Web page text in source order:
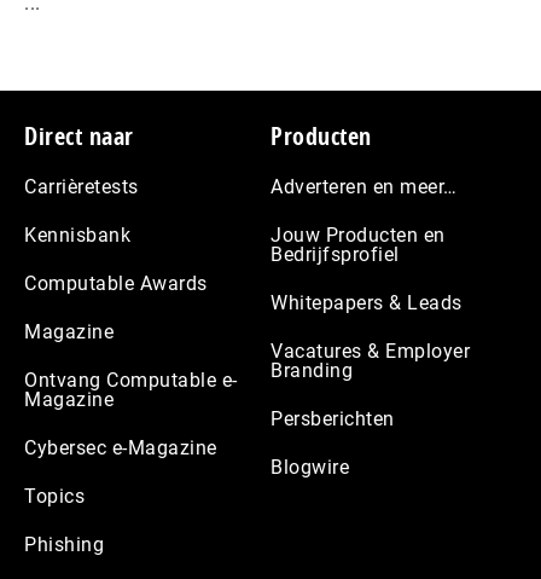
Footer
Direct naar
Carrièretests
Kennisbank
Computable Awards
Magazine
Ontvang Computable e-
Magazine
Cybersec e-Magazine
Topics
Phishing
Producten
Adverteren en meer…
Jouw Producten en
Bedrijfsprofiel
Whitepapers & Leads
Vacatures & Employer
Branding
Persberichten
Blogwire